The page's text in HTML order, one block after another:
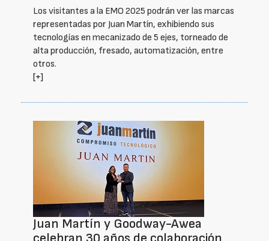
Los visitantes a la EMO 2025 podrán ver las marcas
representadas por Juan Martín, exhibiendo sus
tecnologías en mecanizado de 5 ejes, torneado de
alta producción, fresado, automatización, entre
otros.
[+]
Juan Martín y Goodway-Awea